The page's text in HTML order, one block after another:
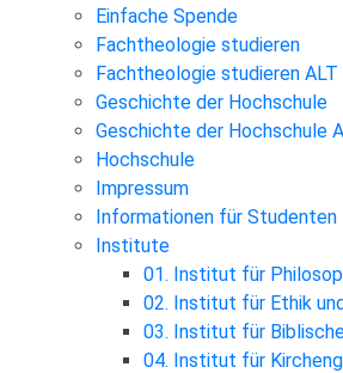
Einfache Spende
Fachtheologie studieren
Fachtheologie studieren ALT
Geschichte der Hochschule
Geschichte der Hochschule
Hochschule
Impressum
Informationen für Studenten
Institute
01. Institut für
02. Institut für Ethik
03. Institut für
04. Institut für